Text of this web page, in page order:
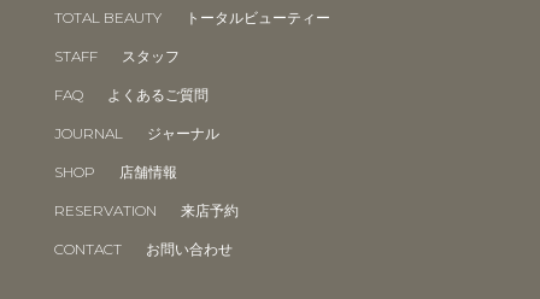
TOTAL BEAUTY トータルビューティー
STAFF スタッフ
FAQ よくあるご質問
JOURNAL ジャーナル
SHOP 店舗情報
RESERVATION 来店予約
CONTACT お問い合わせ